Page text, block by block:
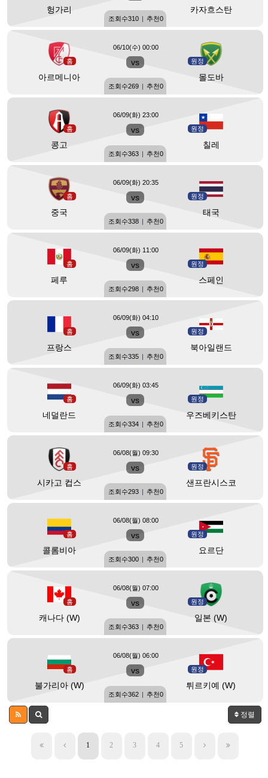
헝가리 카자흐스탄
조회수310 | 추천0
홈
아르메니아
vs 원정
몰도바
06/10(수) 00:00
조회수269 | 추천0
홈
콩고
vs 원정
칠레
06/09(화) 23:00
조회수363 | 추천0
홈
중국
vs 원정
태국
06/09(화) 20:35
조회수338 | 추천0
홈
페루
vs 원정
스페인
06/09(화) 11:00
조회수298 | 추천0
홈
프랑스
vs 원정
북아일랜드
06/09(화) 04:10
조회수335 | 추천0
홈
네덜란드
vs 원정
우즈베키스탄
06/09(화) 03:45
조회수334 | 추천0
홈
시카고 컵스
vs 원정
샌프란시스코
06/08(월) 09:30
조회수293 | 추천0
홈
콜롬비아
vs 원정
요르단
06/08(월) 08:00
조회수300 | 추천0
홈
캐나다 (W)
vs 원정
일본 (W)
06/08(월) 07:00
조회수363 | 추천0
홈
불가리아 (W)
vs 원정
튀르키예 (W)
06/08(월) 06:00
조회수362 | 추천0
정렬
1 2 3 4 5